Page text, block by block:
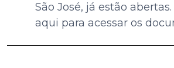
São José, já estão
aqui para acessar os